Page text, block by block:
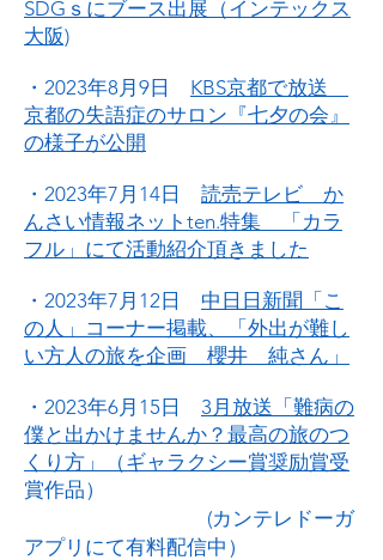
SDGｓにブース出展（インテックス
大阪)
・2023年8月9日 KBS京都で放送
京都の失語症のサロン『七夕の会』
の様子が公開
・2023年7月14日 読売テレビ か
んさい情報ネットten.特集 「カラ
フル」にて活動紹介頂きました
・2023年7月12日 中日日新聞「こ
の人」コーナー掲載、「外出が難し
い方人の旅を企画 櫻井 純さん」
・2023年6月15日 3月放送「難病の
僕と出かけませんか？最高の旅のつ
くり方」（ギャラクシー賞奨励賞受
賞作品）
(カンテレドーガ
アプリにて有料配信中）